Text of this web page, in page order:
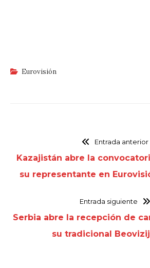
Eurovisión
Entrada anterior
Kazajistán abre la
su representante en
Entrada siguiente
Serbia abre la recepción de
su tradicional